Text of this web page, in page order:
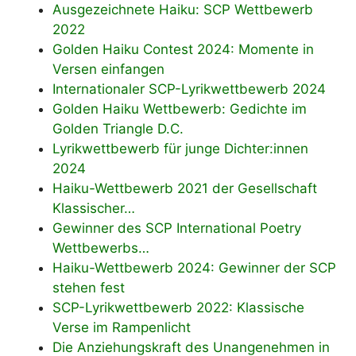
Ausgezeichnete Haiku: SCP Wettbewerb
2022
Golden Haiku Contest 2024: Momente in
Versen einfangen
Internationaler SCP-Lyrikwettbewerb 2024
Golden Haiku Wettbewerb: Gedichte im
Golden Triangle D.C.
Lyrikwettbewerb für junge Dichter:innen
2024
Haiku-Wettbewerb 2021 der Gesellschaft
Klassischer…
Gewinner des SCP International Poetry
Wettbewerbs…
Haiku-Wettbewerb 2024: Gewinner der SCP
stehen fest
SCP-Lyrikwettbewerb 2022: Klassische
Verse im Rampenlicht
Die Anziehungskraft des Unangenehmen in